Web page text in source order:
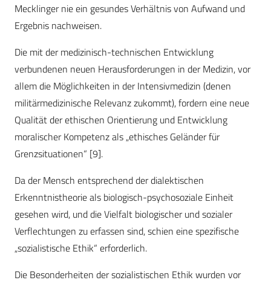
Mecklinger nie ein gesundes Verhältnis von Aufwand und
Ergebnis nachweisen.
Die mit der medizinisch-technischen Entwicklung
verbundenen neuen Herausforderungen in der Medizin, vor
allem die Möglichkeiten in der Intensivmedizin (denen
militärmedizinische Relevanz zukommt), fordern eine neue
Qualität der ethischen Orientierung und Entwicklung
moralischer Kompetenz als „ethisches Geländer für
Grenzsituationen“ [9].
Da der Mensch entsprechend der dialektischen
Erkenntnistheorie als biologisch-psychosoziale Einheit
gesehen wird, und die Vielfalt biologischer und sozialer
Verflechtungen zu erfassen sind, schien eine spezifische
„sozialistische Ethik“ erforderlich.
Die Besonderheiten der sozialistischen Ethik wurden vor